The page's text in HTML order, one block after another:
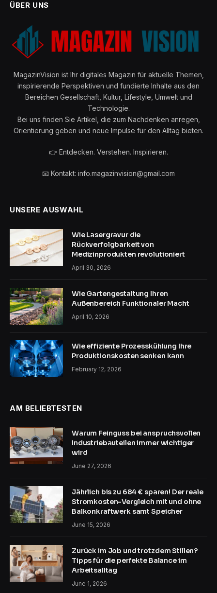
ÜBER UNS
MagazinVision ist Ihr digitales Magazin für aktuelle Themen,
inspirierende Perspektiven und fundierte Inhalte aus den
Bereichen Gesellschaft, Kultur, Lifestyle, Umwelt und
Technologie.
Bei uns finden Sie Artikel, die zum Nachdenken anregen,
Orientierung geben und neue Impulse für den Alltag bieten.
👉 Entdecken. Verstehen. Inspirieren.
📧 Kontakt: info.magazinvision@gmail.com
UNSERE AUSWAHL
Wie Lasergravur die
Rückverfolgbarkeit von
Medizinprodukten revolutioniert
April 30, 2026
Wie Gartengestaltung Ihren
Außenbereich Funktionaler Macht
April 10, 2026
Wie effiziente Prozesskühlung Ihre
Produktionskosten senken kann
February 12, 2026
AM BELIEBTESTEN
Warum Feinguss bei anspruchsvollen
Industriebauteilen immer wichtiger
wird
June 27, 2026
Jährlich bis zu 684 € sparen! Der reale
Stromkosten-Vergleich mit und ohne
Balkonkraftwerk samt Speicher
June 15, 2026
Zurück im Job und trotzdem Stillen?
Tipps für die perfekte Balance im
Arbeitsalltag
June 1, 2026